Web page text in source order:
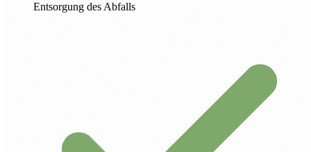
Entsorgung des Abfalls